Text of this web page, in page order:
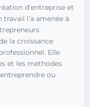
d’entreprise et
l’a amenée à
la croissance
Elle
et les méthodes
ou